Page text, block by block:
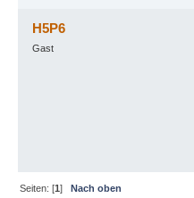
H5P6
Gast
Seiten: [1]
Nach oben